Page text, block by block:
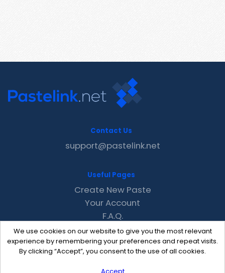
We use cookies on our website to give you the most relevant
experience by remembering your preferences and repeat visits.
By clicking “Accept”, you consent to the use of all cookies.
Contact Us
support@pastelink.net
Useful Pages
Create New Paste
Your Account
F.A.Q.
Recent
Contact